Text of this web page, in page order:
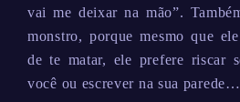
vai me deixar na mão”.
monstro, porque mesmo que
de te matar, ele prefere riscar
você ou escrever na sua parede…